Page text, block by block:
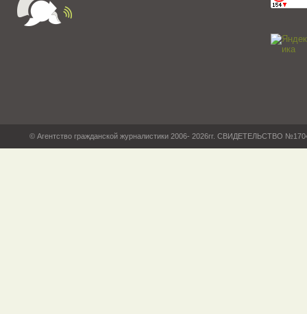
© Агентство гражданской журналистики 2006- 2026гг. СВИДЕТЕЛЬСТВО